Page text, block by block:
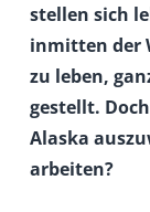
stellen sich
inmitten der
zu leben,
gestellt.
Alaska
arbeiten?